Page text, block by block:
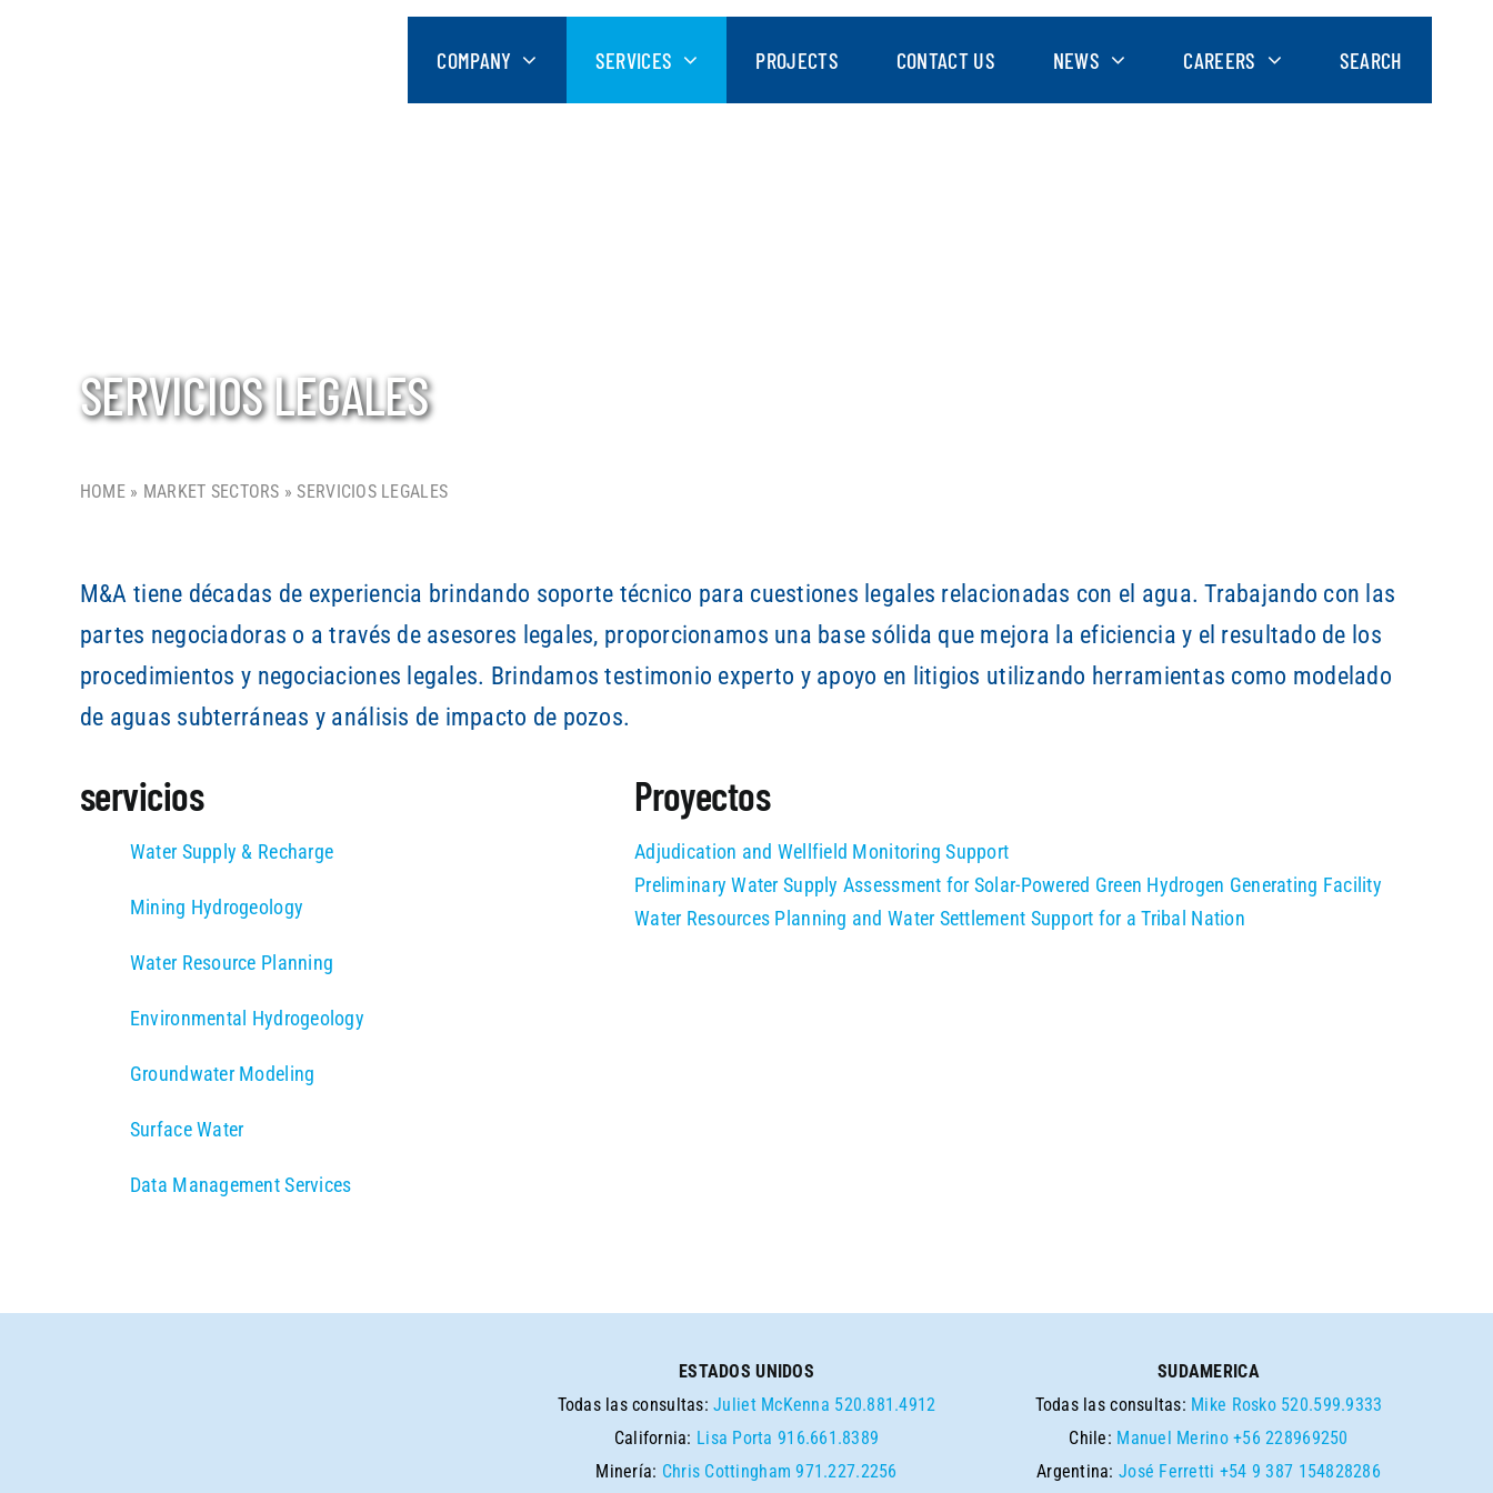
COMPANY SERVICES PROJECTS CONTACT US NEWS CAREERS SEARCH
SERVICIOS LEGALES
HOME » MARKET SECTORS »SERVICIOS LEGALES
M&A tiene décadas de experiencia brindando soporte técnico para cuestiones legales relacionadas con el agua. Trabajando con las
partes negociadoras o a través de asesores legales, proporcionamos una base sólida que mejora la eficiencia y el resultado de los
procedimientos y negociaciones legales. Brindamos testimonio experto y apoyo en litigios utilizando herramientas como modelado
de aguas subterráneas y análisis de impacto de pozos.
servicios
Water Supply & Recharge
Mining Hydrogeology
Water Resource Planning
Environmental Hydrogeology
Groundwater Modeling
Surface Water
Data Management Services
Proyectos
Adjudication and Wellfield Monitoring Support
Preliminary Water Supply Assessment for Solar-Powered Green Hydrogen Generating Facility
Water Resources Planning and Water Settlement Support for a Tribal Nation
ESTADOS UNIDOS
Todas las consultas:Juliet McKenna 520.881.4912
California: Lisa Porta 916.661.8389
Minería: Chris Cottingham 971.227.2256
SUDAMERICA
Todas las consultas: Mike Rosko 520.599.9333
Chile: Manuel Merino +56 228969250
Argentina:José Ferretti +54 9 387 154828286